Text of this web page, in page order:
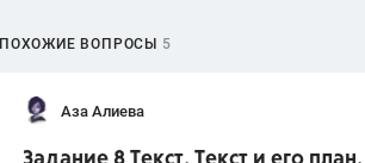
ПОХОЖИЕ ВОПРОСЫ 5
Аза Алиева